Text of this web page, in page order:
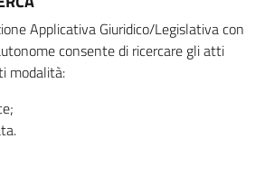
Applicativa Giuridico/Legislativa con
consente di ricercare gli atti
modalità: